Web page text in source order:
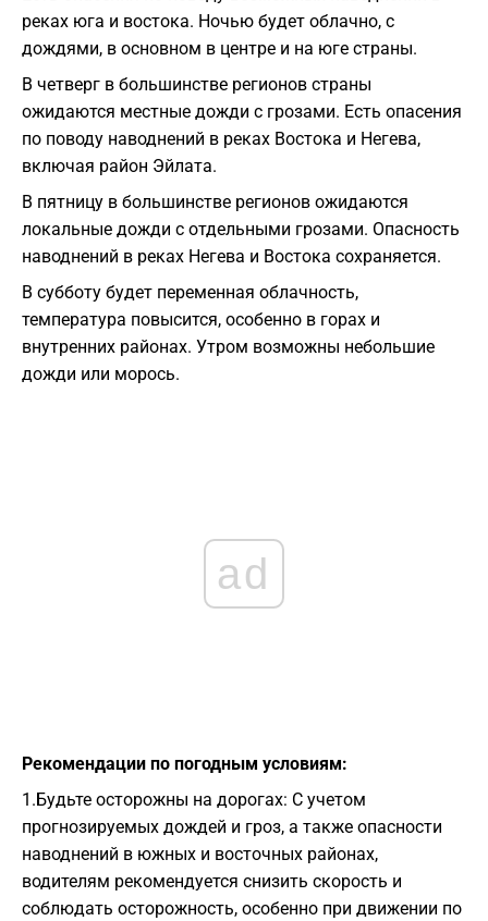
реках юга и востока. Ночью будет облачно, с
дождями, в основном в центре и на юге страны.
В четверг в большинстве регионов страны
ожидаются местные дожди с грозами. Есть опасения
по поводу наводнений в реках Востока и Негева,
включая район Эйлата.
В пятницу в большинстве регионов ожидаются
локальные дожди с отдельными грозами. Опасность
наводнений в реках Негева и Востока сохраняется.
В субботу будет переменная облачность,
температура повысится, особенно в горах и
внутренних районах. Утром возможны небольшие
дожди или морось.
ad
Рекомендации по погодным условиям:
1.Будьте осторожны на дорогах: С учетом
прогнозируемых дождей и гроз, а также опасности
наводнений в южных и восточных районах,
водителям рекомендуется снизить скорость и
соблюдать осторожность, особенно при движении по